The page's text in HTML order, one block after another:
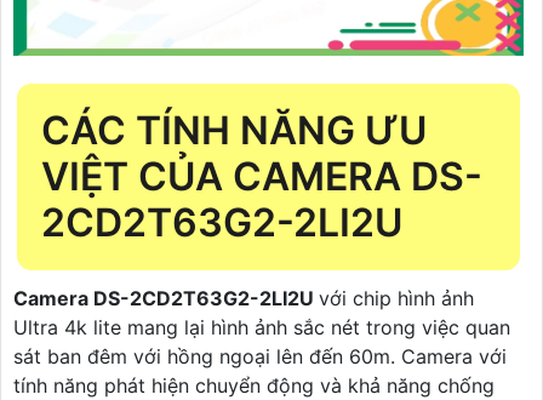
CÁC TÍNH NĂNG ƯU
VIỆT CỦA CAMERA DS-
2CD2T63G2-2LI2U
Camera DS-2CD2T63G2-2LI2U với chip hình ảnh
Ultra 4k lite mang lại hình ảnh sắc nét trong việc quan
sát ban đêm với hồng ngoại lên đến 60m. Camera với
tính năng phát hiện chuyển động và khả năng chống